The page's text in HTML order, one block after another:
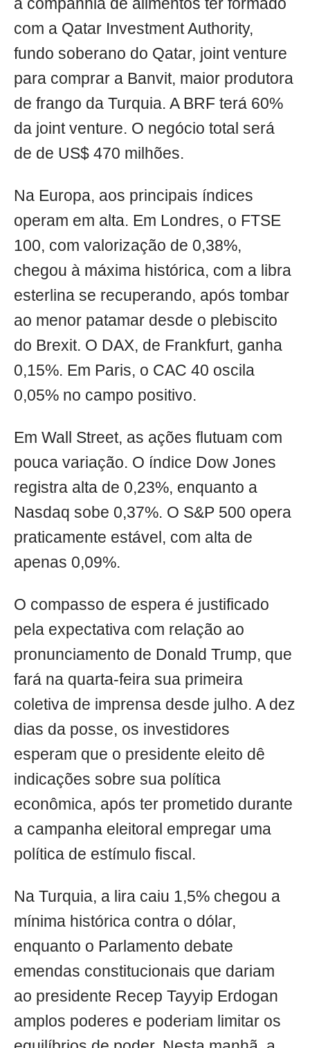
a companhia de alimentos ter formado
com a Qatar Investment Authority,
fundo soberano do Qatar, joint venture
para comprar a Banvit, maior produtora
de frango da Turquia. A BRF terá 60%
da joint venture. O negócio total será
de de US$ 470 milhões.
Na Europa, aos principais índices
operam em alta. Em Londres, o FTSE
100, com valorização de 0,38%,
chegou à máxima histórica, com a libra
esterlina se recuperando, após tombar
ao menor patamar desde o plebiscito
do Brexit. O DAX, de Frankfurt, ganha
0,15%. Em Paris, o CAC 40 oscila
0,05% no campo positivo.
Em Wall Street, as ações flutuam com
pouca variação. O índice Dow Jones
registra alta de 0,23%, enquanto a
Nasdaq sobe 0,37%. O S&P 500 opera
praticamente estável, com alta de
apenas 0,09%.
O compasso de espera é justificado
pela expectativa com relação ao
pronunciamento de Donald Trump, que
fará na quarta-feira sua primeira
coletiva de imprensa desde julho. A dez
dias da posse, os investidores
esperam que o presidente eleito dê
indicações sobre sua política
econômica, após ter prometido durante
a campanha eleitoral empregar uma
política de estímulo fiscal.
Na Turquia, a lira caiu 1,5% chegou a
mínima histórica contra o dólar,
enquanto o Parlamento debate
emendas constitucionais que dariam
ao presidente Recep Tayyip Erdogan
amplos poderes e poderiam limitar os